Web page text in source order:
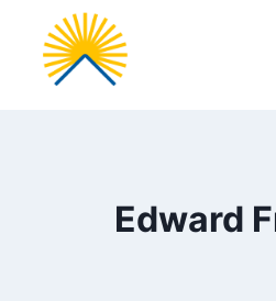
Przejdź
treści
Edward